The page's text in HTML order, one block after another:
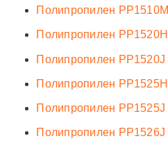
Полипропилен PP1510M
Полипропилен PP1520H
Полипропилен PP1520J
Полипропилен PP1525H
Полипропилен PP1525J
Полипропилен PP1526J